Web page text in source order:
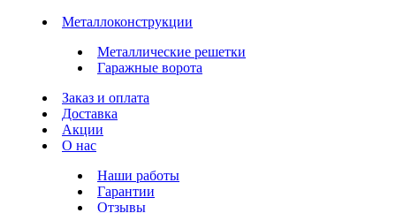
Металлоконструкции
Металлические решетки
Гаражные ворота
Заказ и оплата
Доставка
Акции
О нас
Наши работы
Гарантии
Отзывы